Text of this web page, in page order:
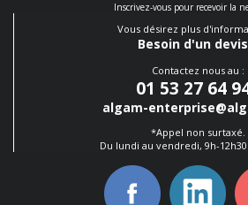
Inscrivez-vous pour recevoir la
Vous désirez plus
Besoin d'un
Contactez nous au :
01 53 27 64
algam-
*Appel non surtaxé.
Du lundi au vendredi, 9h-